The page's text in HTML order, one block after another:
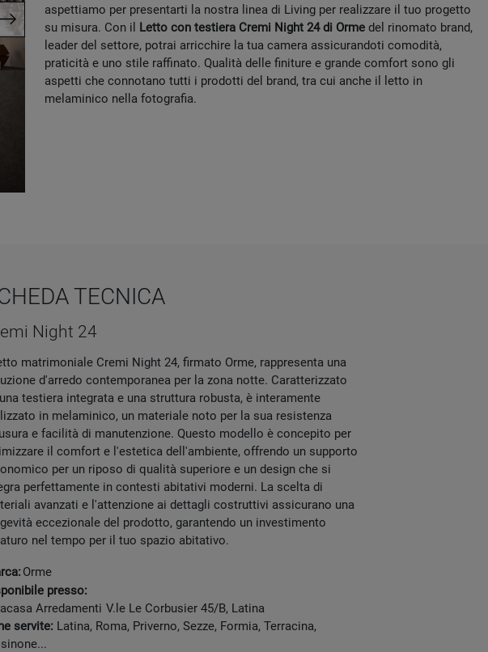
aspettiamo per presentarti la nostra linea di Living per realizzare il tuo progetto
su misura. Con il Letto con testiera Cremi Night 24 di Orme del rinomato brand,
leader del settore, potrai arricchire la tua camera assicurandoti comodità,
praticità e uno stile raffinato. Qualità delle finiture e grande comfort sono gli
aspetti che connotano tutti i prodotti del brand, tra cui anche il letto in
melaminico nella fotografia.
TECNICA
Night 24
matrimoniale Cremi Night 24, firmato Orme, rappresenta una
d'arredo contemporanea per la zona notte. Caratterizzato
testiera integrata e una struttura robusta, è interamente
in melaminico, un materiale noto per la sua resistenza
e facilità di manutenzione. Questo modello è concepito per
il comfort e l'estetica dell'ambiente, offrendo un supporto
per un riposo di qualità superiore e un design che si
perfettamente in contesti abitativi moderni. La scelta di
avanzati e l'attenzione ai dettagli costruttivi assicurano una
eccezionale del prodotto, garantendo un investimento
nel tempo per il tuo spazio abitativo.
Orme
presso:
Arredamenti V.le Le Corbusier 45/B, Latina
servite: Latina, Roma, Priverno, Sezze, Formia, Terracina,